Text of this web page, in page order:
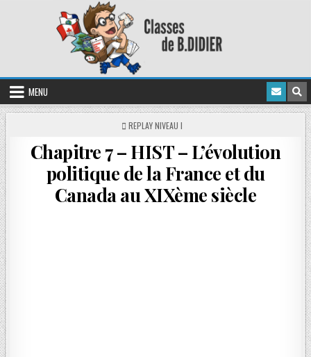
MENU
REPLAY NIVEAU I
Chapitre 7 – HIST – L’évolution
politique de la France et du
Canada au XIXème siècle